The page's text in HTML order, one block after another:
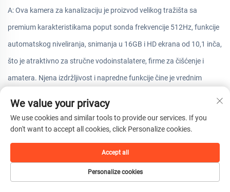
A: Ova kamera za kanalizaciju je proizvod velikog tražišta sa
premium karakteristikama poput sonda frekvencije 512Hz, funkcije
automatskog niveliranja, snimanja u 16GB i HD ekrana od 10,1 inča,
što je atraktivno za stručne vodoinstalatere, firme za čišćenje i
amatera. Njena izdržljivost i napredne funkcije čine je vrednim
Unapredite svoj set alata za inspekciju ili proširite asortiman
proizvoda uz Kameru za inspekciju cevovoda. Idealno za
vodovodne majstore, kompanije za čišćenje,
We value your privacy
We use cookies and similar tools to provide our services. If you
don't want to accept all cookies, click Personalize cookies.
Personalize cookies
Accept all